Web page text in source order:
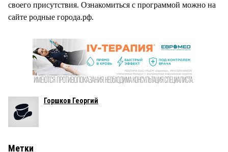
своего присутствия. Ознакомиться с программой можно на
сайте родные города.рф.
Горшков Георгий
Метки